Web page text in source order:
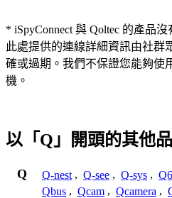
* iSpyConnect 與 Qoltec 的產品
此處提供的連線詳細資訊由社群
確或過期。我們不保證您能夠使
機。
以「Q」開頭的其他
Q Q-nest , Q-see , Q-sys ,
Qbus , Qcam , Qcamera ,